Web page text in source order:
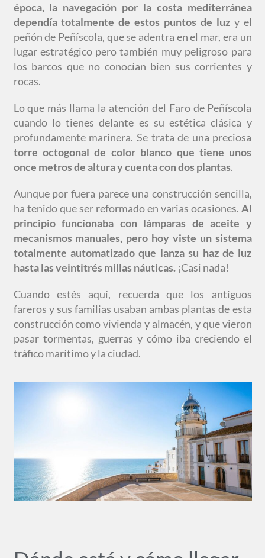
época, la navegación por la costa mediterránea
dependía totalmente de estos puntos de luzy el
peñón de Peñíscola, que se adentra en el mar, era un
lugar estratégico pero también muy peligroso para
los barcos que no conocían bien sus corrientes y
rocas.
Lo que más llama la atención del Faro de Peñíscola
cuando lo tienes delante es su estética clásica y
profundamente marinera. Se trata de una preciosa
torre octogonal de color blanco que tiene unos
once metros de altura y cuenta con dos plantas.
Aunque por fuera parece una construcción sencilla,
ha tenido que ser reformado en varias ocasiones. Al
principio funcionaba con lámparas de aceite y
mecanismos manuales, pero hoy viste un sistema
totalmente automatizado que lanza su haz de luz
hasta las veintitrés millas náuticas.¡Casi nada!
Cuando estés aquí, recuerda que los antiguos
fareros y sus familias usaban ambas plantas de esta
construcción como vivienda y almacén, y que vieron
pasar tormentas, guerras y cómo iba creciendo el
tráfico marítimo y la ciudad.